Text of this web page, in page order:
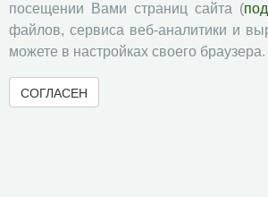
посещении Вами страниц сайта (
файлов, сервиса веб-аналитики и
можете в настройках своего браузера.
СОГЛАСЕН